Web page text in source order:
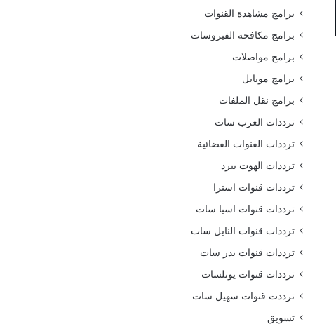
برامج مشاهدة القنوات
برامج مكافحة الفيروسات
برامج مواصلات
برامج موبايل
برامج نقل الملفات
ترددات العرب سات
ترددات القنوات الفضائية
ترددات الهوت بيرد
ترددات قنوات استرا
ترددات قنوات اسيا سات
ترددات قنوات النايل سات
ترددات قنوات بدر سات
ترددات قنوات يوتلسات
ترددت قنوات سهيل سات
تسويق